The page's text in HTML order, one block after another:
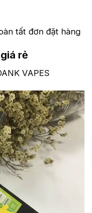
tất đơn đặt hàng
rẻ
VAPES